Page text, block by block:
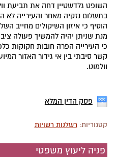
השופט גלדשטיין דחה את תביעת
בתשלום נזקיה מאחר והעירייה לא
הוסיף כי איזון השיקולים מחייב
מנת שניתן יהיה להמשיך פעולה
כי העירייה הפרה חובות חקוקות
קשר סיבתי בין אי גידור האזור
וולמוט.
פסק הדין המלא
קטגוריות:רשלנות רשויות
פניה ליעוץ משפטי